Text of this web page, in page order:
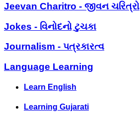
Jeevan Charitro - જીવન ચરિત્રો
Jokes - વિનોદનો ટુચકા
Journalism - પત્રકારત્વ
Language Learning
Learn English
Learning Gujarati